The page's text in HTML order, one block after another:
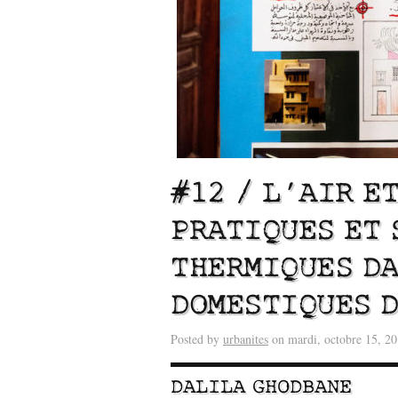
#12 / L’AIR
PRATIQUES
THERMIQUES
DOMESTIQUES
Posted by urbanites on mardi, octobre 15,
DALILA GHODBANE
Lu /Sous le feu du
énergie des data